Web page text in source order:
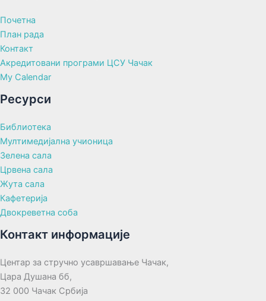
Почетна
План рада
Контакт
Акредитовани програми ЦСУ Чачак
My Calendar
Ресурси
Библиотека
Мултимедијална учионица
Зелена сала
Црвена сала
Жута сала
Кафетерија
Двокреветна соба
Контакт информације
Центар за стручно усавршавање Чачак,
Цара Душана бб,
32 000 Чачак Србија